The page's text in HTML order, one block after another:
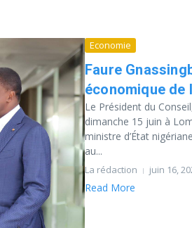
Economie
Faure
économique de
Le Président du
dimanche 15 juin à
ministre d’État
au...
La rédaction juin 16,
Read More